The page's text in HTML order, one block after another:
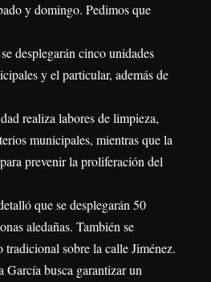
y domingo. Pedimos que
desplegarán cinco unidades
y el particular, además de
realiza labores de limpieza,
municipales, mientras que la
prevenir la proliferación del
que se desplegarán 50
aledañas. También se
tradicional sobre la calle Jiménez.
García busca garantizar un